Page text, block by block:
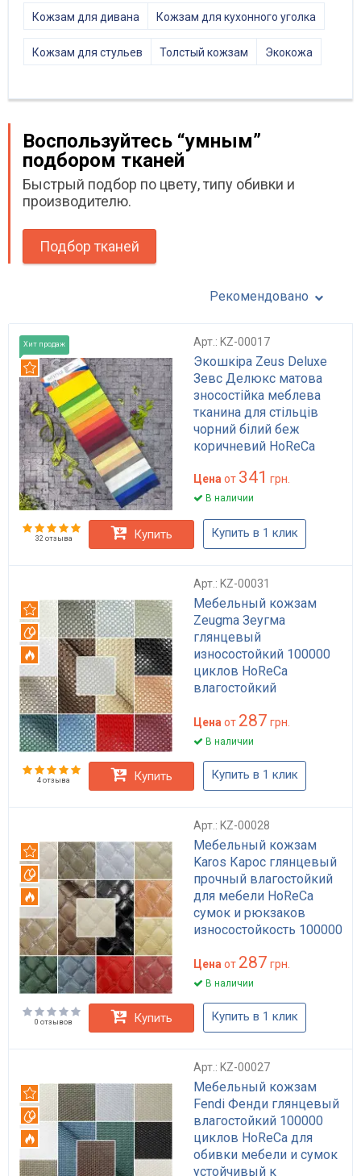
Кожзам для дивана Кожзам для кухонного уголка
Кожзам для стульев Толстый кожзам Экокожа
Воспользуйтесь “умным”
подбором тканей
Быстрый подбор по цвету, типу обивки и
производителю.
Подбор тканей
Рекомендовано
Хит продаж Арт.: KZ-00017
Экошкіра Zeus Deluxe
Зевс Делюкс матова
зносостійка меблева
тканина для стільців
чорний білий беж
коричневий HoReCa
Рекомендуем
Цена от 341 грн.
В наличии
32 отзыва Купить Купить в 1 клик
Арт.: KZ-00031
Мебельный кожзам
Zeugma Зеугма
глянцевый
износостойкий 100000
циклов HoReCa
влагостойкий
мебели и сумок черный
бежевый
Рекомендуем
Вотерпруф
Огнестойкий
Цена от 287 грн.
В наличии
4 отзыва Купить Купить в 1 клик
Арт.: KZ-00028
Мебельный кожзам
Karos Карос глянцевый
прочный влагостойкий
для мебели HoReCa
сумок и рюкзаков
износостойкость 100000
Рекомендуем
Вотерпруф
Огнестойкий
Цена от 287 грн.
В наличии
0 отзывов Купить Купить в 1 клик
Арт.: KZ-00027
Мебельный кожзам
Fendi Фенди глянцевый
влагостойкий 100000
циклов HoReCa для
обивки мебели и сумок
устойчивый к
Рекомендуем
Вотерпруф
Огнестойкий